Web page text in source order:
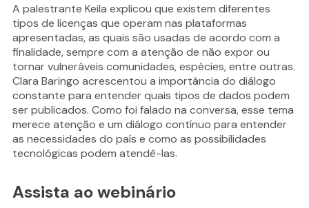
A palestrante Keila explicou que existem diferentes
tipos de licenças que operam nas plataformas
apresentadas, as quais são usadas de acordo com a
finalidade, sempre com a atenção de não expor ou
tornar vulneráveis comunidades, espécies, entre outras.
Clara Baringo acrescentou a importância do diálogo
constante para entender quais tipos de dados podem
ser publicados. Como foi falado na conversa, esse tema
merece atenção e um diálogo contínuo para entender
as necessidades do país e como as possibilidades
tecnológicas podem atendê-las.
Assista ao webinário